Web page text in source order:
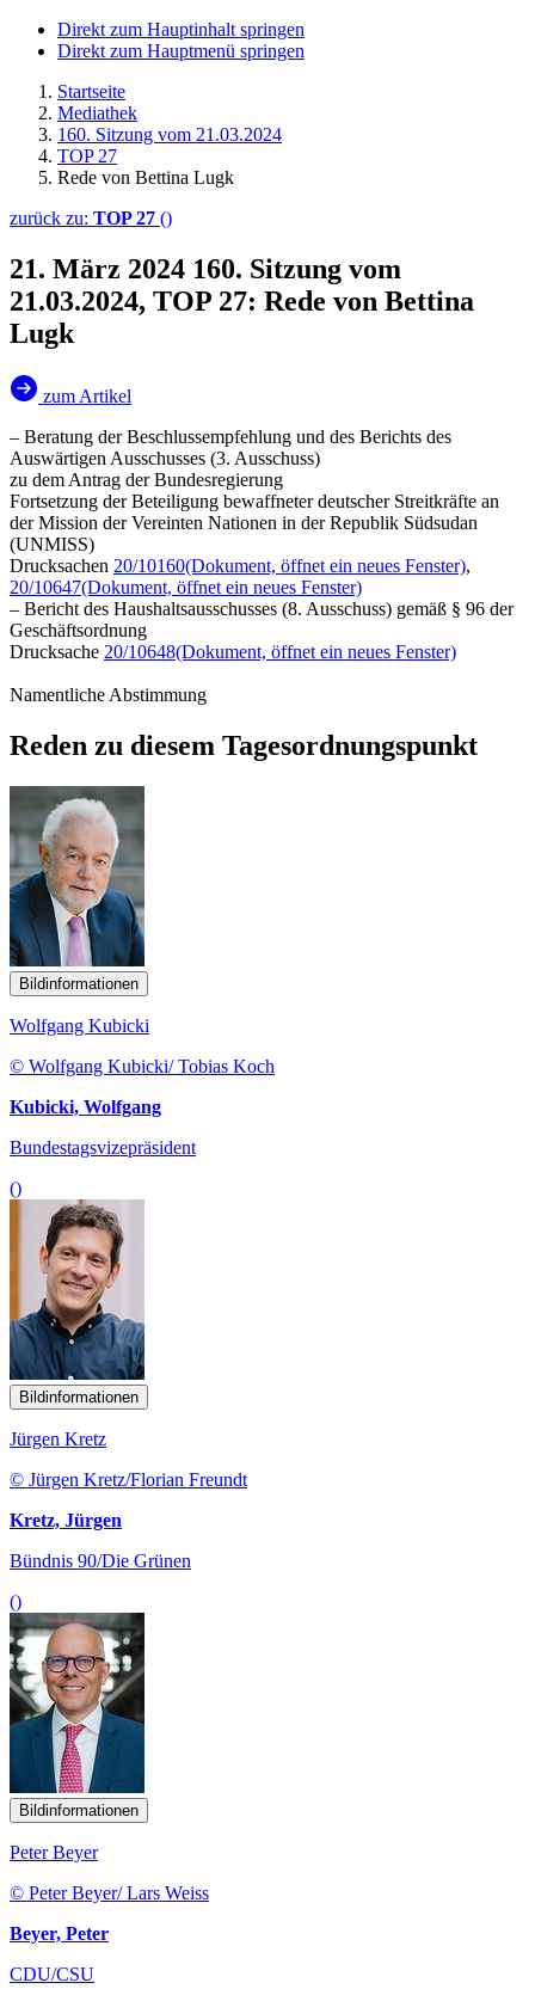
Direkt zum Hauptinhalt springen
Direkt zum Hauptmenü springen
Startseite
Mediathek
160. Sitzung vom 21.03.2024
TOP 27
Rede von Bettina Lugk
zurück zu: TOP 27 ()
21. März 2024 160. Sitzung vom
21.03.2024, TOP 27: Rede von Bettina
Lugk
zum Artikel
– Beratung der Beschlussempfehlung und des Berichts des
Auswärtigen Ausschusses (3. Ausschuss)
zu dem Antrag der Bundesregierung
Fortsetzung der Beteiligung bewaffneter deutscher Streitkräfte an
der Mission der Vereinten Nationen in der Republik Südsudan
(UNMISS)
Drucksachen 20/10160(Dokument, öffnet ein neues Fenster),
20/10647(Dokument, öffnet ein neues Fenster)
– Bericht des Haushaltsausschusses (8. Ausschuss) gemäß § 96 der
Geschäftsordnung
Drucksache 20/10648(Dokument, öffnet ein neues Fenster)
Namentliche Abstimmung
Reden zu diesem Tagesordnungspunkt
Bildinformationen
Wolfgang Kubicki
© Wolfgang Kubicki/ Tobias Koch
Kubicki, Wolfgang
Bundestagsvizepräsident
()
Bildinformationen
Jürgen Kretz
© Jürgen Kretz/Florian Freundt
Kretz, Jürgen
Bündnis 90/Die Grünen
()
Bildinformationen
Peter Beyer
© Peter Beyer/ Lars Weiss
Beyer, Peter
CDU/CSU